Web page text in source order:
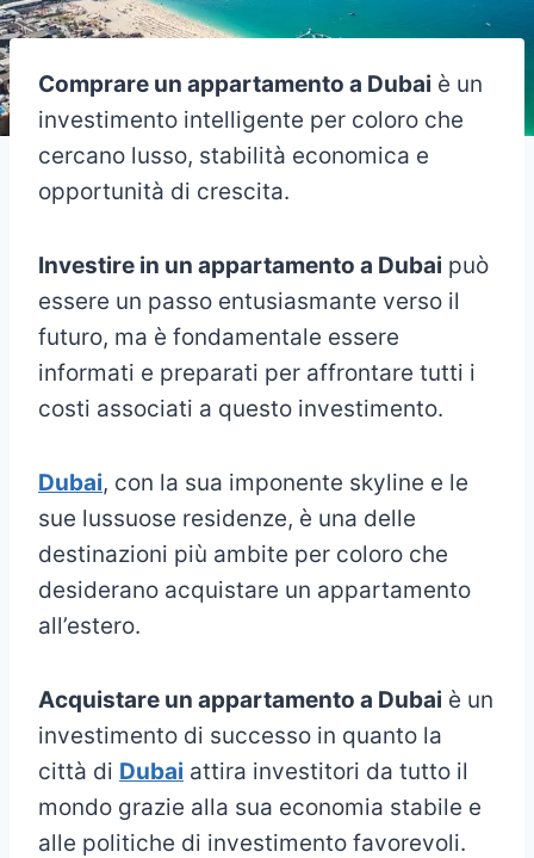
Comprare un appartamento a Dubai è un
investimento intelligente per coloro che
cercano lusso, stabilità economica e
opportunità di crescita.
Investire in un appartamento a Dubai può
essere un passo entusiasmante verso il
futuro, ma è fondamentale essere
informati e preparati per affrontare tutti i
costi associati a questo investimento.
Dubai, con la sua imponente skyline e le
sue lussuose residenze, è una delle
destinazioni più ambite per coloro che
desiderano acquistare un appartamento
all’estero.
Acquistare un appartamento a Dubai è un
investimento di successo in quanto la
città di Dubai attira investitori da tutto il
mondo grazie alla sua economia stabile e
alle politiche di investimento favorevoli.